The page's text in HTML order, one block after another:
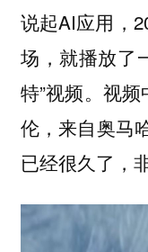
说起AI应用，
场，就播放了
特”视频。视
伦，来自奥马
已经很久了，